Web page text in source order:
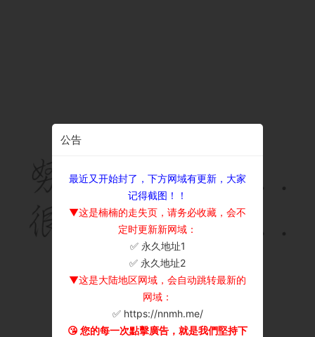
公告
最近又开始封了，下方网域有更新，大家
记得截图！！
▼这是楠楠的走失页，请务必收藏，会不
定时更新新网域：
✅ 永久地址1
✅ 永久地址2
▼这是大陆地区网域，会自动跳转最新的
网域：
✅ https://nnmh.me/
😘 您的每一次點擊廣告，就是我們堅持下